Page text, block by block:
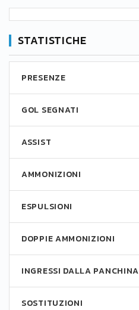
STATISTICHE
PRESENZE
GOL SEGNATI
ASSIST
AMMONIZIONI
ESPULSIONI
DOPPIE AMMONIZIONI
INGRESSI DALLA PANCHINA
SOSTITUZIONI